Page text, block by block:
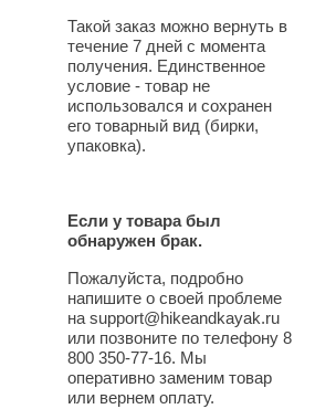
Такой заказ можно вернуть в
течение 7 дней с момента
получения. Единственное
условие - товар не
использовался и сохранен
его товарный вид (бирки,
упаковка).
Если у товара был
обнаружен брак.
Пожалуйста, подробно
напишите о своей проблеме
на support@hikeandkayak.ru
или позвоните по телефону 8
800 350-77-16. Мы
оперативно заменим товар
или вернем оплату.